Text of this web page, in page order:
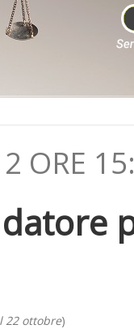
ORE
22 ottobre)